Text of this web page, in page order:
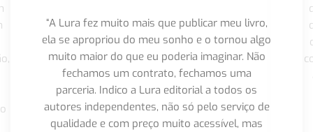
“A Lura fez muito mais que publicar meu livro,
ela se apropriou do meu sonho e o tornou algo
muito maior do que eu poderia imaginar. Não
fechamos um contrato, fechamos uma
parceria. Indico a Lura editorial a todos os
autores independentes, não só pelo serviço de
qualidade e com preço muito acessível, mas